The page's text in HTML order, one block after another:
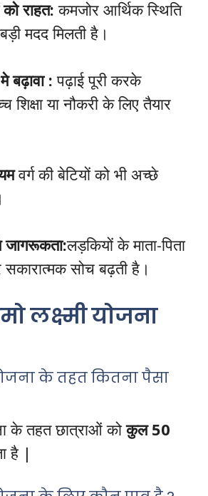
को राहत: कमजोर आर्थिक स्थिति
मदद मिलती है।
बढ़ावा : पढ़ाई पूरी करके
या नौकरी के लिए तैयार
वर्ग की बेटियों को भी अच्छे
जागरूकता:लड़कियों के माता-पिता
सोच बढ़ती है।
लक्ष्मी योजना
के तहत कितना पैसा
के तहत छात्राओं कोकुल 50
है |